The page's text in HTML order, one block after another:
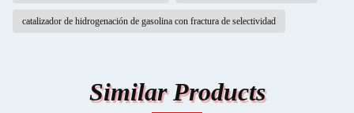
catalizador de hidrogenación de gasolina con fractura de selectividad
Similar Products